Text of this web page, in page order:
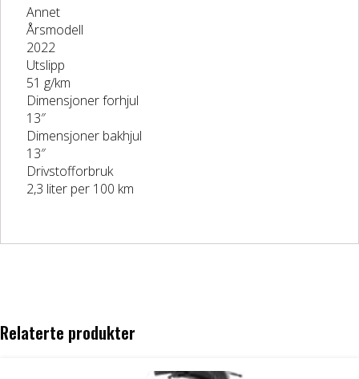
Annet
Årsmodell
2022
Utslipp
51 g/km
Dimensjoner forhjul
13″
Dimensjoner bakhjul
13″
Drivstofforbruk
2,3 liter per 100 km
Relaterte produkter